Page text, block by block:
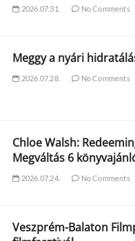
2026.07.31. No Comments
Meggy a nyári
2026.07.28. No Comments
Chloe Walsh:
Megváltás 6
2026.07.24. No Comments
Veszprém-Balaton